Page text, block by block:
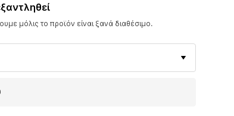
μόλις το προϊόν είναι ξανά διαθέσιμο.